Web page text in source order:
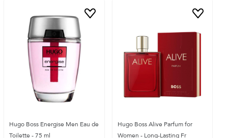
Hugo Boss Energise Men Eau de
Toilette - 75 ml
Hugo Boss Alive Parfum for
Women - Long-Lasting Fr